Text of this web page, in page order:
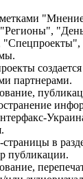
"Регионы",
партнерами.
страницы в
публикации.